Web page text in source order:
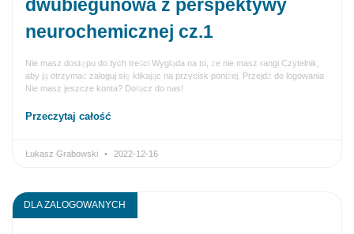
dwubiegunowa z perspektywy
neurochemicznej cz.1
Nie masz dostępu do tych treści Wygląda na to, że nie masz rangi Czytelnik,
aby ją otrzymać zaloguj się klikając na przycisk poniżej. Przejdź do logowania
Nie masz jeszcze konta? Dołącz do nas!
Przeczytaj całość
Łukasz Grabowski 2022-12-16
DLA ZALOGOWANYCH